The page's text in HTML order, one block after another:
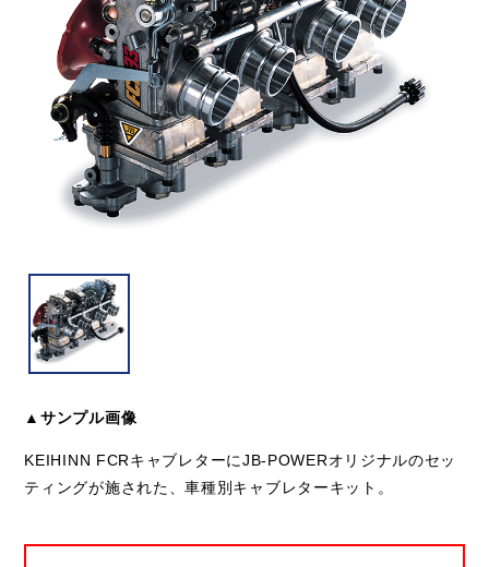
▲サンプル画像
KEIHINN FCRキャブレターにJB-POWERオリジナルのセッ
ティングが施された、車種別キャブレターキット。